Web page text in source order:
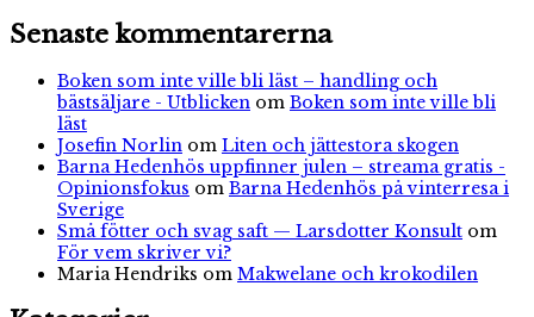
Senaste kommentarerna
Boken som inte ville bli läst – handling och
bästsäljare - Utblicken om Boken som inte ville bli
läst
Josefin Norlin om Liten och jättestora skogen
Barna Hedenhös uppfinner julen – streama gratis -
Opinionsfokus om Barna Hedenhös på vinterresa i
Sverige
Små fötter och svag saft — Larsdotter Konsult om
För vem skriver vi?
Maria Hendriks om Makwelane och krokodilen